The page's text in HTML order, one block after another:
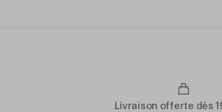
Livraison offerte dès